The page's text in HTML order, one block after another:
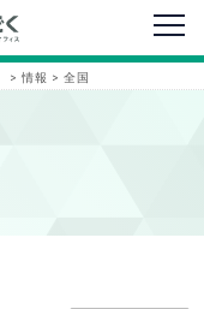
メニ
> 情報 > 全国